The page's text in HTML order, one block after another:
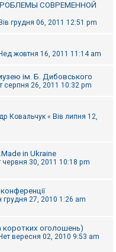
СОВРЕМЕННОЙ
Вів грудня 06, 2011 12:51 pm
Нед жовтня 16, 2011 11:14 am
ім. Б. Дибовського
серпня 26, 2011 10:32 pm
Ковальчук « Вів липня 12,
in Ukraine
червня 30, 2011 10:18 pm
грудня 27, 2010 1:26 am
коротких оголошень)
вересня 02, 2010 9:53 am